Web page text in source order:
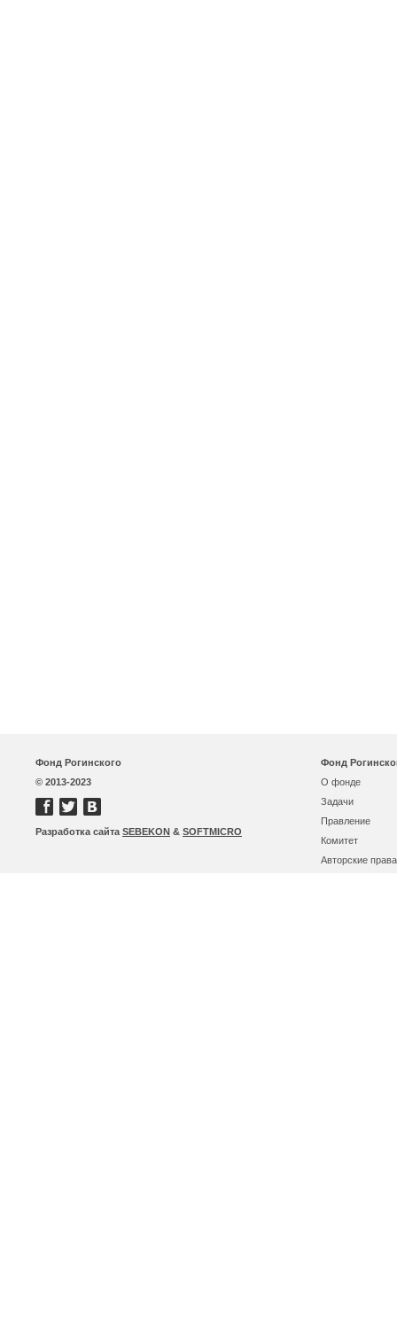
Фонд Рогинского
© 2013-2023
Разработка сайта SEBEKON & SOFTMICRO
Фонд
О фонде
Задачи
Правление
Комитет
Авторские права